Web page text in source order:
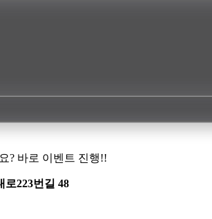
? 바로 이벤트 진행!!
로223번길 48